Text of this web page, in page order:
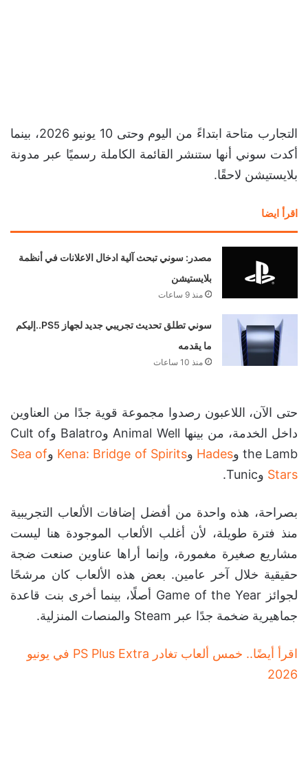
التجارب متاحة ابتداءً من اليوم وحتى 10 يونيو 2026، بينما
أكدت سوني أنها ستنشر القائمة الكاملة رسميًا عبر مدونة
بلايستيشن لاحقًا.
اقرأ ايضا
مصدر: سوني تبحث آلية ادخال الاعلانات في أنظمة
بلايستيشن
منذ 9 ساعات
سوني تطلق تحديث تجريبي جديد لجهاز PS5..إليكم
ما يقدمه
منذ 10 ساعات
حتى الآن، اللاعبون رصدوا مجموعة قوية جدًا من العناوين
داخل الخدمة، من بينها Animal Well وBalatro وCult of
the Lamb و
Hades وKena: Bridge of Spirits وSea of
Stars وTunic.
بصراحة، هذه واحدة من أفضل إضافات الألعاب التجريبية
منذ فترة طويلة، لأن أغلب الألعاب الموجودة هنا ليست
مشاريع صغيرة مغمورة، وإنما أراها عناوين صنعت ضجة
حقيقية خلال آخر عامين. بعض هذه الألعاب كان مرشحًا
لجوائز Game of the Year أصلًا، بينما أخرى بنت قاعدة
جماهيرية ضخمة جدًا عبر Steam والمنصات المنزلية.
اقرأ أيضًا.. خمس ألعاب تغادر PS Plus Extra في يونيو
2026